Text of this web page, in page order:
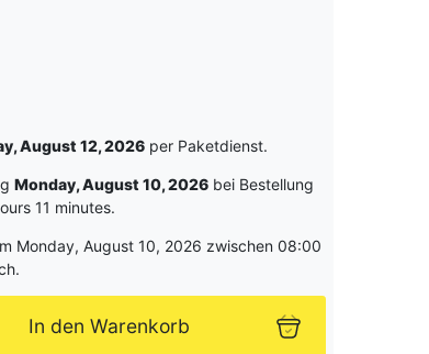
August 12, 2026 per Paketdienst.
Monday, August 10, 2026 bei Bestellung
11 minutes.
Monday, August 10, 2026 zwischen 08:00
In den Warenkorb